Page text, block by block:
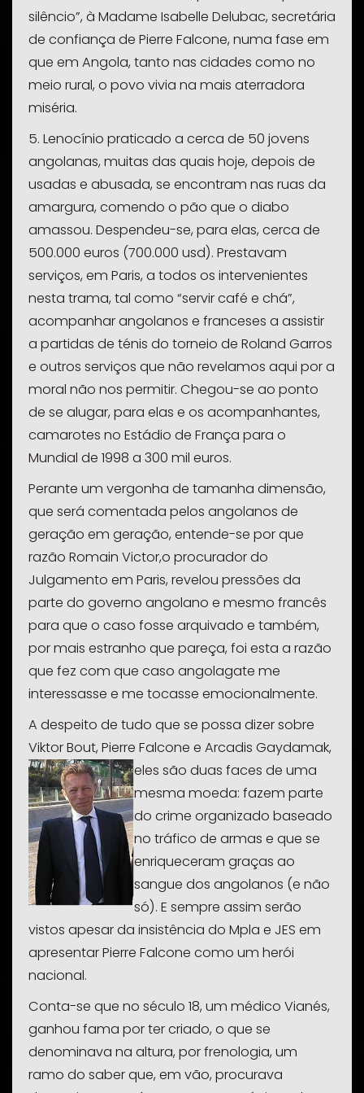
silêncio”, à Madame Isabelle Delubac, secretária
de confiança de Pierre Falcone, numa fase em
que em Angola, tanto nas cidades como no
meio rural, o povo vivia na mais aterradora
miséria.
5. Lenocínio praticado a cerca de 50 jovens
angolanas, muitas das quais hoje, depois de
usadas e abusada, se encontram nas ruas da
amargura, comendo o pão que o diabo
amassou. Despendeu-se, para elas, cerca de
500.000 euros (700.000 usd). Prestavam
serviços, em Paris, a todos os intervenientes
nesta trama, tal como “servir café e chá”,
acompanhar angolanos e franceses a assistir
a partidas de ténis do torneio de Roland Garros
e outros serviços que não revelamos aqui por a
moral não nos permitir. Chegou-se ao ponto
de se alugar, para elas e os acompanhantes,
camarotes no Estádio de França para o
Mundial de 1998 a 300 mil euros.
Perante um vergonha de tamanha dimensão,
que será comentada pelos angolanos de
geração em geração, entende-se por que
razão Romain Victor,o procurador do
Julgamento em Paris, revelou pressões da
parte do governo angolano e mesmo francês
para que o caso fosse arquivado e também,
por mais estranho que pareça, foi esta a razão
que fez com que caso angolagate me
interessasse e me tocasse emocionalmente.
A despeito de tudo que se possa dizer sobre
Viktor Bout, Pierre Falcone e Arcadis Gaydamak,
eles são duas faces de uma
mesma moeda: fazem parte
do crime organizado baseado
no tráfico de armas e que se
enriqueceram graças ao
sangue dos angolanos (e não
só). E sempre assim serão
vistos apesar da insistência do Mpla e JES em
apresentar Pierre Falcone como um herói
nacional.
Conta-se que no século 18, um médico Vianés,
ganhou fama por ter criado, o que se
denominava na altura, por frenologia, um
ramo do saber que, em vão, procurava